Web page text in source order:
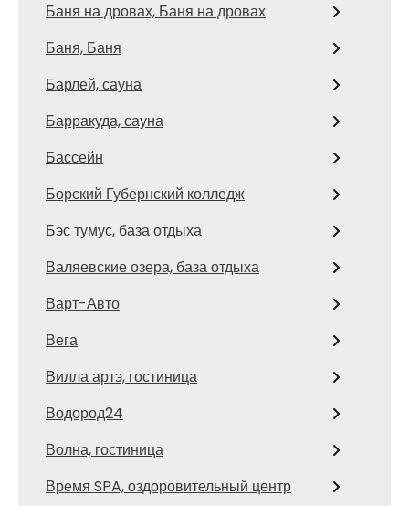
Баня на дровах, Баня на дровах
Баня, Баня
Барлей, сауна
Барракуда, сауна
Бассейн
Борский Губернский колледж
Бэс тумус, база отдыха
Валяевские озера, база отдыха
Варт-Авто
Вега
Вилла артэ, гостиница
Водород24
Волна, гостиница
Время SPA, оздоровительный центр